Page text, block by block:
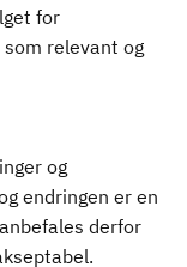
for
relevant og
og
endringen er en
derfor